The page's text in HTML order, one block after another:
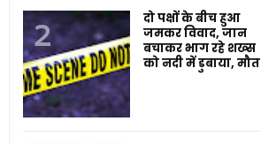
दो पक्षों के बीच हुआ
जमकर विवाद, जान
बचाकर भाग रहे शख्स
को नदी में डुबाया, मौत